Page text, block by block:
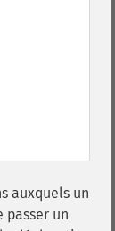
auxquels un
un